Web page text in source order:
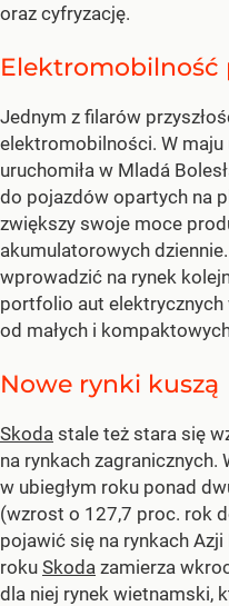
oraz cyfryzację.
Elektromobilność
Jednym z filarów
elektromobilności. W maju
uruchomiła w Mladá
do pojazdów opartych na
zwiększy swoje moce
akumulatorowych
wprowadzić na rynek
portfolio aut elektrycznych
od małych i
Nowe rynki kuszą
Skoda stale też stara się
na rynkach zagranicznych.
w ubiegłym roku ponad
(wzrost o 127,7 proc. rok
pojawić się na rynkach
roku Skoda zamierza
dla niej rynek wietnamski,